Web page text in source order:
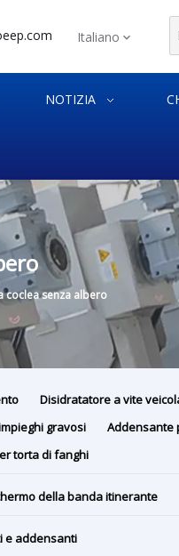
Italiano
NOTIZIA
coclea senza albero
Disidratatore a vite
gravosi
Addensante
torta di fanghi
della banda itinerante
e addensanti